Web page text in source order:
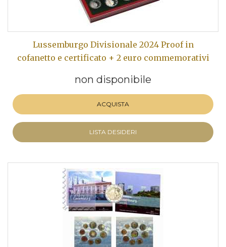
Lussemburgo Divisionale 2024 Proof in
cofanetto e certificato + 2 euro commemorativi
non disponibile
ACQUISTA
LISTA DESIDERI